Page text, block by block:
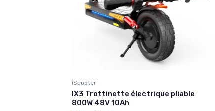
iScooter
IX3 Trottinette électrique pliable
800W 48V 10Ah